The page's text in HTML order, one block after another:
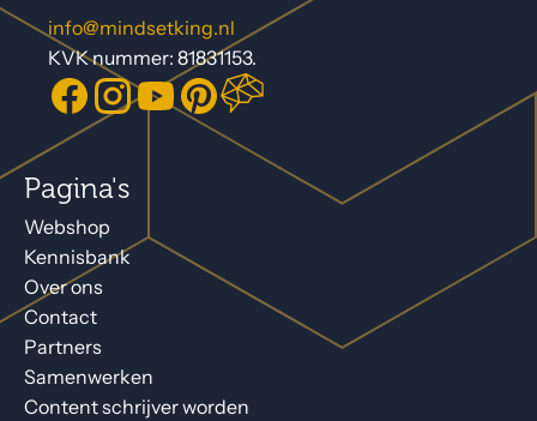
info@mindsetking.nl
KVK nummer: 81831153.
Pagina's
Webshop
Kennisbank
Over ons
Contact
Partners
Samenwerken
Content schrijver worden